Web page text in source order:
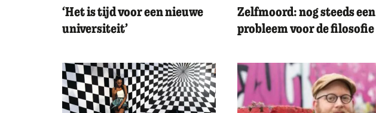
‘Het is tijd voor een nieuwe
universiteit’
Zelfmoord: nog steeds een
probleem voor de filosofie